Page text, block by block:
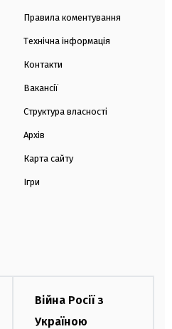
Правила коментування
Технічна інформація
Контакти
Вакансії
Структура власності
Архів
Карта сайту
Ігри
Війна Росії з
Україною